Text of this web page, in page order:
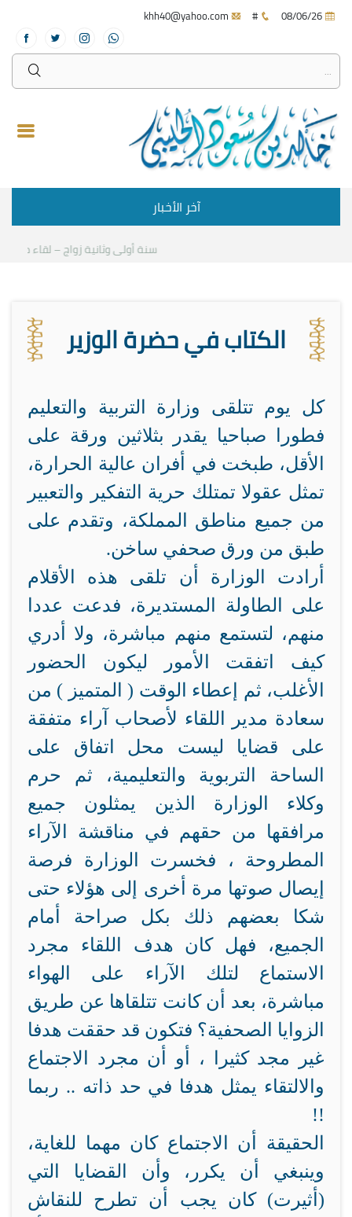
#
آخر الأخبار
سنة أولى وثانية زواج – لقاء مع
الكتاب في حضرة الوزير
كل يوم تتلقى وزارة التربية والتعليم
فطورا صباحيا يقدر بثلاثين ورقة على
الأقل، طبخت في أفران عالية الحرارة،
تمثل عقولا تمتلك حرية التفكير والتعبير
من جميع مناطق المملكة، وتقدم على
طبق من ورق صحفي ساخن.
أرادت الوزارة أن تلقى هذه الأقلام
على الطاولة المستديرة، فدعت عددا
منهم، لتستمع منهم مباشرة، ولا أدري
كيف اتفقت الأمور ليكون الحضور
الأغلب، ثم إعطاء الوقت ( المتميز ) من
سعادة مدير اللقاء لأصحاب آراء متفقة
على قضايا ليست محل اتفاق على
الساحة التربوية والتعليمية، ثم حرم
وكلاء الوزارة الذين يمثلون جميع
مرافقها من حقهم في مناقشة الآراء
المطروحة ، فخسرت الوزارة فرصة
إيصال صوتها مرة أخرى إلى هؤلاء حتى
شكا بعضهم ذلك بكل صراحة أمام
الجميع، فهل كان هدف اللقاء مجرد
الاستماع لتلك الآراء على الهواء
مباشرة، بعد أن كانت تتلقاها عن طريق
الزوايا الصحفية؟ فتكون قد حققت هدفا
غير مجد كثيرا ، أو أن مجرد الاجتماع
والالتقاء يمثل هدفا في حد ذاته .. ربما
!!
الحقيقة أن الاجتماع كان مهما للغاية،
وينبغي أن يكرر، وأن القضايا التي
(أثيرت) كان يجب أن تطرح للنقاش